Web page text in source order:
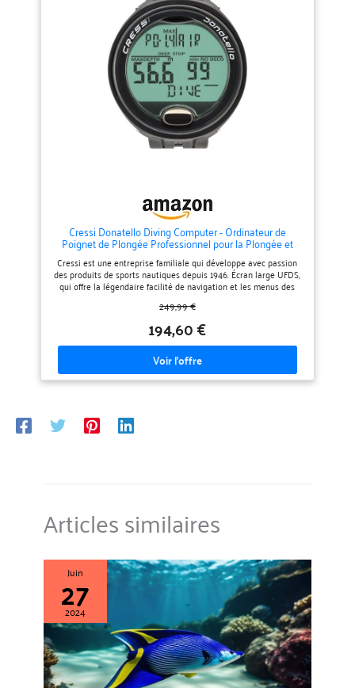
Cressi Donatello Diving Computer - Ordinateur de
Poignet de Plongée Professionnel pour la Plongée et
l'Apnée, Noir/Noir, Taille Unique, Adulte Unisexe
Cressi est une entreprise familiale qui développe avec passion
des produits de sports nautiques depuis 1946. Écran large UFDS,
qui offre la légendaire facilité de navigation et les menus des
ordinateurs Cressi Bouton multifonction unique, plus grande
fiabilité Conçu, développé et produit en Italie à 100% par sa
filiale Cressi Elettronica Connexion Bluetooth optionnelle pour
Mac, PC et appareils intelligents. Analysez et enregistrez vos
données de plongée dans l'application Cressi.
249,99 €
194,60 €
Articles similaires
Juin
27
2024